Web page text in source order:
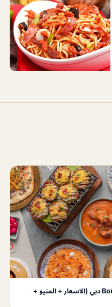
مطعم Bombay Borough Dubai دبي (الاسعار + المنيو +